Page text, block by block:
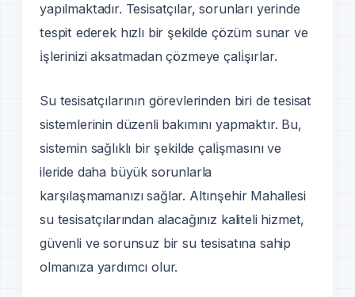
yapılmaktadır. Tesisatçılar, sorunları yerinde
tespit ederek hızlı bir şekilde çözüm sunar ve
i̇şlerinizi aksatmadan çözmeye çali̇şırlar.
Su tesisatçılarının görevlerinden biri de tesisat
sistemlerinin düzenli bakımını yapmaktır. Bu,
sistemin sağlıklı bir şekilde çali̇şmasını ve
ileride daha büyük sorunlarla
karşılaşmamanızı sağlar. Altınşehir Mahallesi
su tesisatçılarından alacağınız kaliteli hizmet,
güvenli ve sorunsuz bir su tesisatına sahip
olmanıza yardımcı olur.